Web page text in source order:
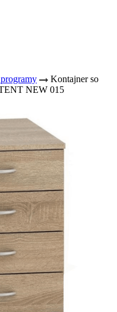
Kontajner so
NEW 015